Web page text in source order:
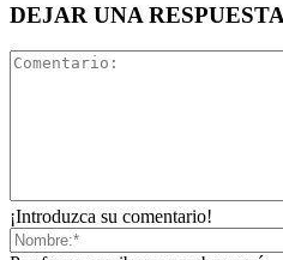
DEJAR UNA RESPUESTA
¡Introduzca su comentario!